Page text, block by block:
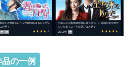
の一例